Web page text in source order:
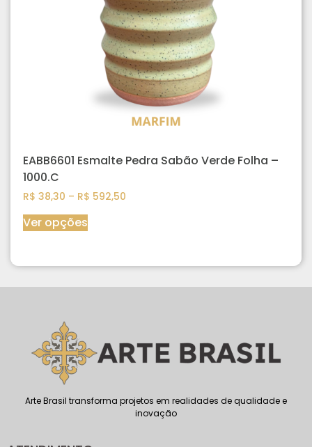
EABB6601 Esmalte Pedra Sabão Verde Folha –
1000.C
R$ 38,30 – R$ 592,50
Ver opções
Arte Brasil transforma projetos em realidades de qualidade e
inovação